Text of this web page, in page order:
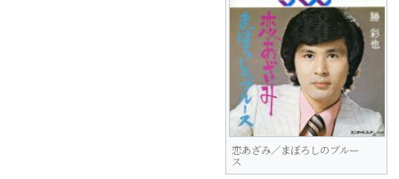
恋あざみ／まぼろしのブルー
ス